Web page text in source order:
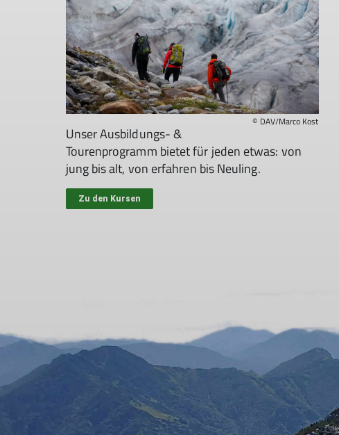
© DAV/Marco Kost
Unser Ausbildungs- &
Tourenprogramm bietet für jeden etwas: von
jung bis alt, von erfahren bis Neuling.
Zu den Kursen